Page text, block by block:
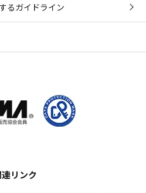
るガイドライン
連リンク